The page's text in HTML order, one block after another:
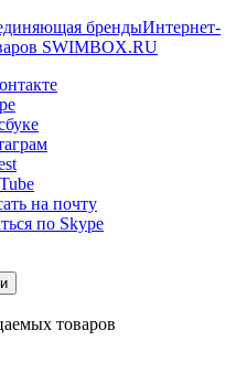
Интернет-
SWIMBOX.RU
на почту
по Skype
товаров